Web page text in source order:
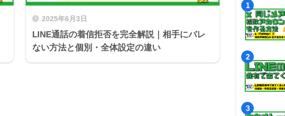
2025年6月3日
LINE通話の着信拒否を完全解説｜相手にバレ
ない方法と個別・全体設定の違い
1
2
3